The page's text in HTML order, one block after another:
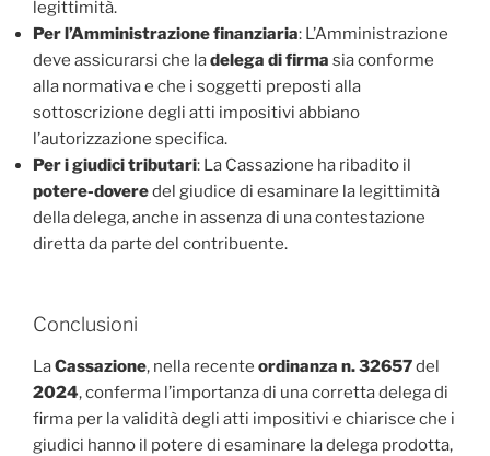
legittimità.
Per l’Amministrazione finanziaria: L’Amministrazione
deve assicurarsi che ladelega di firma sia conforme
alla normativa e che i soggetti preposti alla
sottoscrizione degli atti impositivi abbiano
l’autorizzazione specifica.
Per i giudici tributari: La Cassazione ha ribadito il
potere-doveredel giudice di esaminare la legittimità
della delega, anche in assenza di una contestazione
diretta da parte del contribuente.
Conclusioni
LaCassazione, nella recente ordinanza n. 32657del
2024,conferma l’importanza di una corretta delega di
firma per la validità degli atti impositivi e chiarisce che i
giudici hanno il potere di esaminare la delega prodotta,